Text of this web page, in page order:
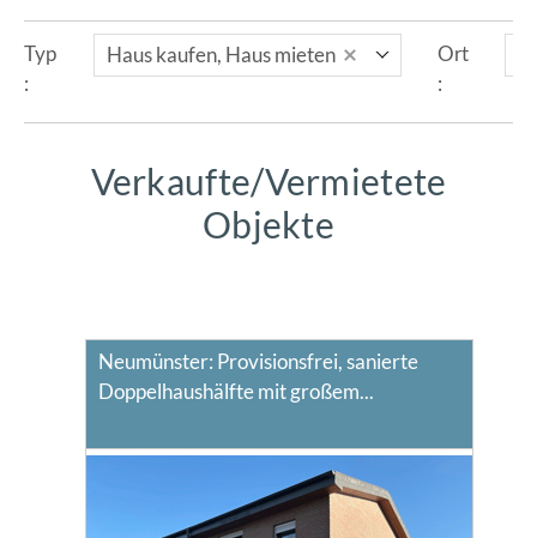
Typ
:
Haus kaufen, Haus mieten
Ort
:
Verkaufte/Vermietete
Objekte
Neumünster: Provisionsfrei, sanierte
Doppelhaushälfte mit großem...